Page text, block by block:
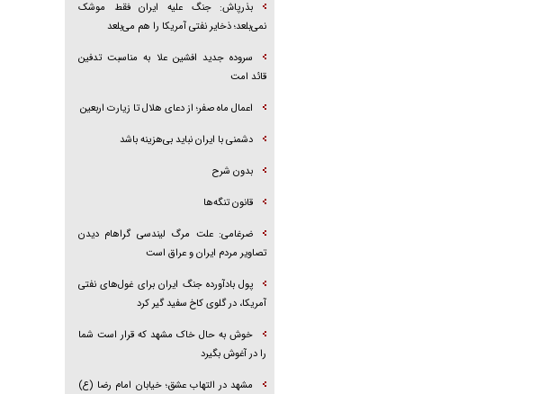
بذرپاش: ‏جنگ علیه ایران فقط موشک
نمی‌بلعد؛ ذخایر نفتی آمریکا را هم می‌بلعد
سروده جدید افشین علا به مناسبت تدفین
قائد امت
اعمال ماه صفر؛ از دعای هلال تا زیارت اربعین
دشمنی با ایران نباید بی‌هزینه باشد
بدون شرح
قانون تنگه‌ها
ضرغامی: علت مرگ لیندسی گراهام دیدن
تصاویر مردم ایران و عراق است
پول بادآورده جنگ ایران برای غول‌های نفتی
آمریکا، در گلوی کاخ سفید گیر کرد
خوش به حال خاک مشهد که قرار است شما
را در آغوش بگیرد
مشهد در التهاب عشق؛ خیابان امام رضا (ع)